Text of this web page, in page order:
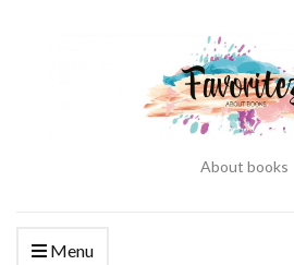
About books
Menu